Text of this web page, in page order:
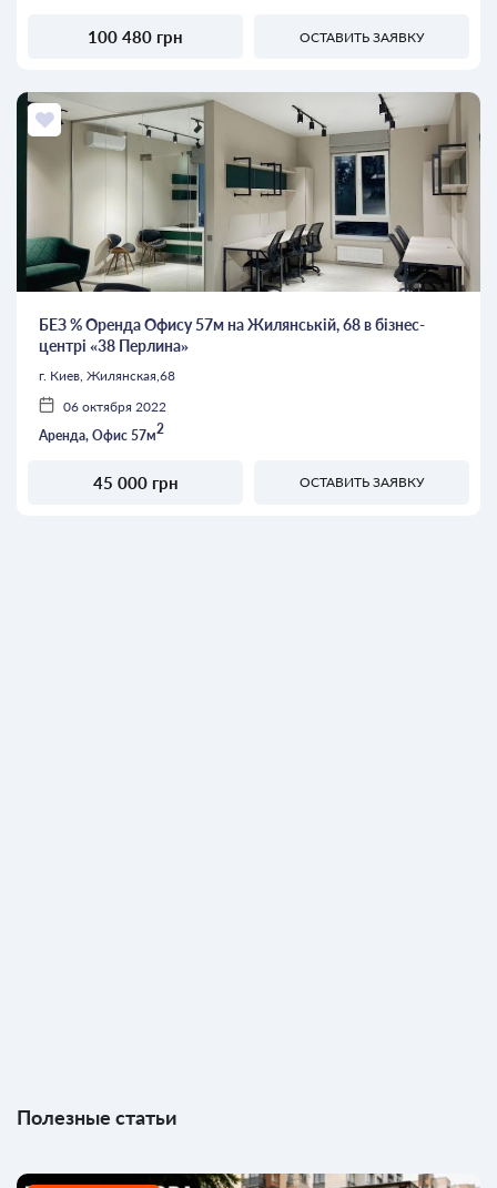
100 480 грн ОСТАВИТЬ ЗАЯВКУ
БЕЗ % Оренда Офису 57м на Жилянській, 68 в бізнес-
центрі «38 Перлина»
г. Киев, Жилянская,68
06 октября 2022
Аренда, Офис 57м2
45 000 грн ОСТАВИТЬ ЗАЯВКУ
Полезные статьи